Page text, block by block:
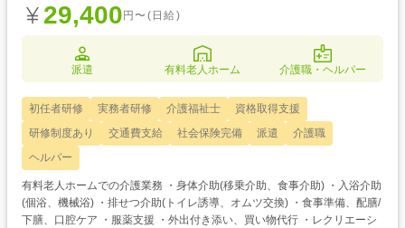
29,400 円〜(日給)
派遣 有料老人ホーム 介護職・ヘルパー
初任者研修 実務者研修 介護福祉士
資格取得支援
研修制度あり
交通費支給 社会保険完備 派遣
介護職
ヘルパー
有料老人ホームでの介護業務 ・身体介助(移乗介助、食事介助) ・入浴介助
(個浴、機械浴) ・排せつ介助(トイレ誘導、オムツ交換) ・食事準備、配膳/
下膳、口腔ケア ・服薬支援 ・外出付き添い、買い物代行 ・レクリエーシ